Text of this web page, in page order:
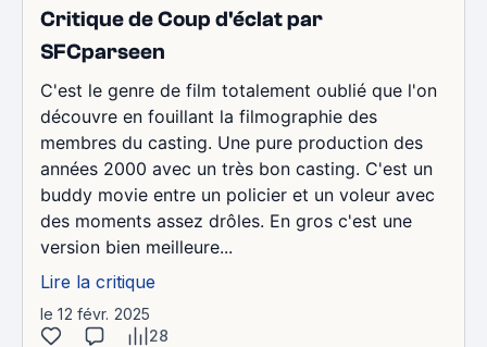
Critique de Coup d'éclat par
SFCparseen
C'est le genre de film totalement oublié que l'on
découvre en fouillant la filmographie des
membres du casting. Une pure production des
années 2000 avec un très bon casting. C'est un
buddy movie entre un policier et un voleur avec
des moments assez drôles. En gros c'est une
version bien meilleure...
Lire la critique
le 12 févr. 2025
28